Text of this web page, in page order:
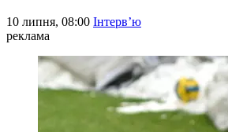
10 липня, 08:00 Інтерв’ю
реклама